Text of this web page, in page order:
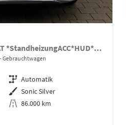
Takumi 2.2 Skyactiv-D 6AT *StandheizungACC*HUD*SHZ*BOSE
Gebrauchtwagen
Getriebe Automatik
Außenfarbe Sonic Silver
Kilometerstand 86.000 km